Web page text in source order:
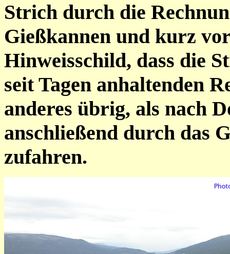
Strich durch die
Gießkannen und kurz
Hinweisschild, dass die
seit Tagen anhaltenden
anderes übrig, als nach
anschließend durch das
zufahren.